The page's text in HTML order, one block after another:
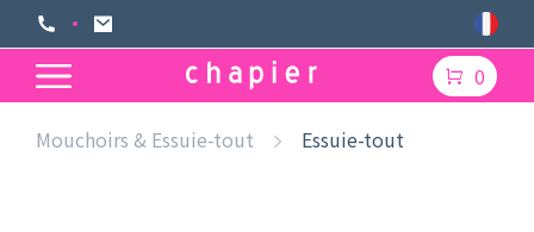
0
Mouchoirs & Essuie-tout Essuie-tout